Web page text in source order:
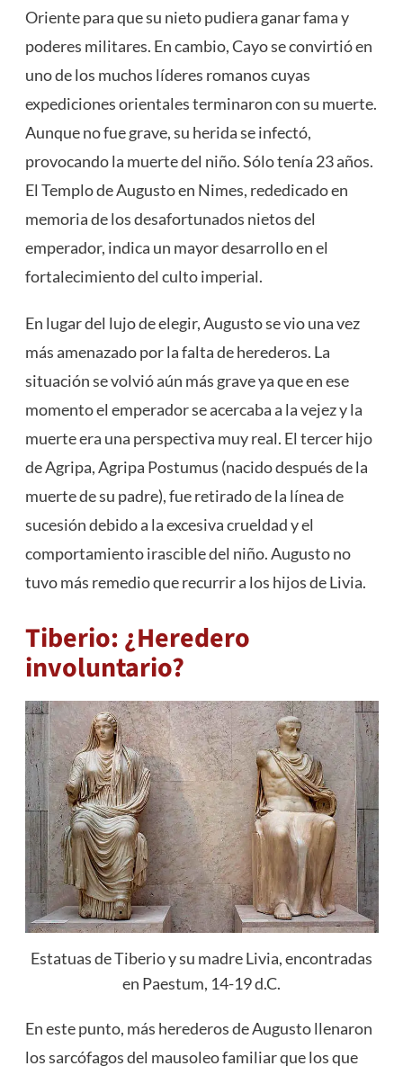
Oriente para que su nieto pudiera ganar fama y
poderes militares. En cambio, Cayo se convirtió en
uno de los muchos líderes romanos cuyas
expediciones orientales terminaron con su muerte.
Aunque no fue grave, su herida se infectó,
provocando la muerte del niño. Sólo tenía 23 años.
El Templo de Augusto en Nimes, rededicado en
memoria de los desafortunados nietos del
emperador, indica un mayor desarrollo en el
fortalecimiento del culto imperial.
En lugar del lujo de elegir, Augusto se vio una vez
más amenazado por la falta de herederos. La
situación se volvió aún más grave ya que en ese
momento el emperador se acercaba a la vejez y la
muerte era una perspectiva muy real. El tercer hijo
de Agripa, Agripa Postumus (nacido después de la
muerte de su padre), fue retirado de la línea de
sucesión debido a la excesiva crueldad y el
comportamiento irascible del niño. Augusto no
tuvo más remedio que recurrir a los hijos de Livia.
Tiberio: ¿Heredero
involuntario?
Estatuas de Tiberio y su madre Livia, encontradas
en Paestum, 14-19 d.C.
En este punto, más herederos de Augusto llenaron
los sarcófagos del mausoleo familiar que los que